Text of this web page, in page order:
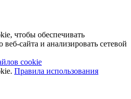
чтобы обеспечивать
сайта и анализировать сетевой
cookie
Правила использования